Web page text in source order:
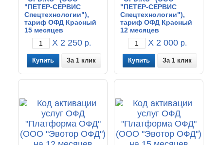
"ПЕТЕР-СЕРВИС
Спецтехнологии"),
тариф ОФД Красный
15 месяцев
X 2 250 р.
За 1 клик
"ПЕТЕР-СЕРВИС
Спецтехнологии"),
тариф ОФД Красный
12 месяцев
X 2 000 р.
За 1 клик